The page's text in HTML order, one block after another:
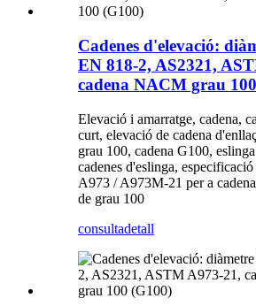
Cadenes d'elevació:
EN 818-2, AS2321,
cadena NACM grau
Elevació i amarratge, cadena,
curt, elevació de cadena
grau 100, cadena G100,
cadenes d'eslinga,
A973 / A973M-21 per a
de grau 100
consultadetall